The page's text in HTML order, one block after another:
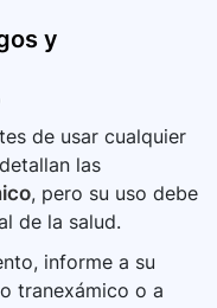
y
de usar cualquier
las
, pero su uso debe
de la salud.
informe a su
tranexámico o a